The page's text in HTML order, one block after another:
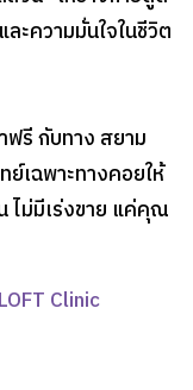
ะความมั่นใจในชีวิต
รี กับทาง สยาม
ย์เฉพาะทางคอยให้
ไม่มีเร่งขาย แค่คุณ
Clinic